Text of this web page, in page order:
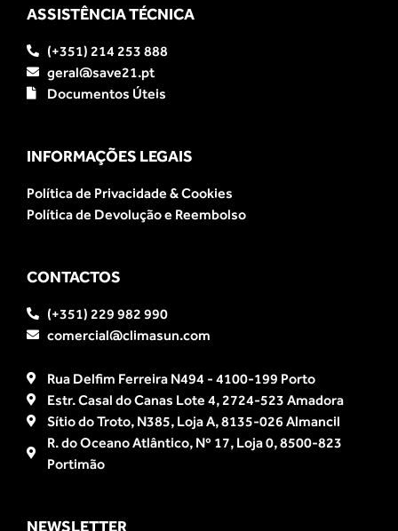
ASSISTÊNCIA TÉCNICA
(+351) 214 253 888
geral@save21.pt
Documentos Úteis
INFORMAÇÕES LEGAIS
Política de Privacidade & Cookies
Política de Devolução e Reembolso
CONTACTOS
(+351) 229 982 990
comercial@climasun.com
Rua Delfim Ferreira N494 - 4100-199 Porto
Estr. Casal do Canas Lote 4, 2724-523 Amadora
Sítio do Troto, N385, Loja A, 8135-026 Almancil
R. do Oceano Atlântico, Nº 17, Loja 0, 8500-823
Portimão
NEWSLETTER